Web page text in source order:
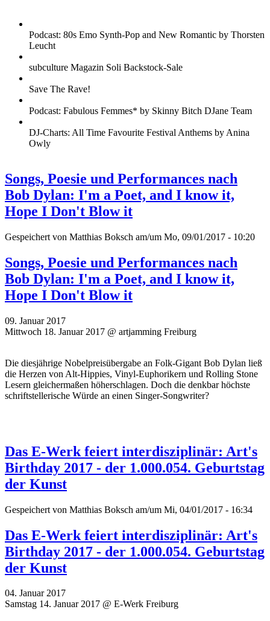
Podcast: 80s Emo Synth-Pop and New Romantic by Thorsten
Leucht
subculture Magazin Soli Backstock-Sale
Save The Rave!
Podcast: Fabulous Femmes* by Skinny Bitch DJane Team
DJ-Charts: All Time Favourite Festival Anthems by Anina
Owly
Songs, Poesie und Performances nach
Bob Dylan: I'm a Poet, and I know it,
Hope I Don't Blow it
Gespeichert von Matthias Boksch am/um Mo, 09/01/2017 - 10:20
Songs, Poesie und Performances nach
Bob Dylan: I'm a Poet, and I know it,
Hope I Don't Blow it
09. Januar 2017
Mittwoch 18. Januar 2017 @ artjamming Freiburg
Die diesjährige Nobelpreisübergabe an Folk-Gigant Bob Dylan ließ
die Herzen von Alt-Hippies, Vinyl-Euphorikern und Rolling Stone
Lesern gleichermaßen höherschlagen. Doch die denkbar höchste
schriftstellerische Würde an einen Singer-Songwriter?
Das E-Werk feiert interdisziplinär: Art's
Birthday 2017 - der 1.000.054. Geburtstag
der Kunst
Gespeichert von Matthias Boksch am/um Mi, 04/01/2017 - 16:34
Das E-Werk feiert interdisziplinär: Art's
Birthday 2017 - der 1.000.054. Geburtstag
der Kunst
04. Januar 2017
Samstag 14. Januar 2017 @ E-Werk Freiburg